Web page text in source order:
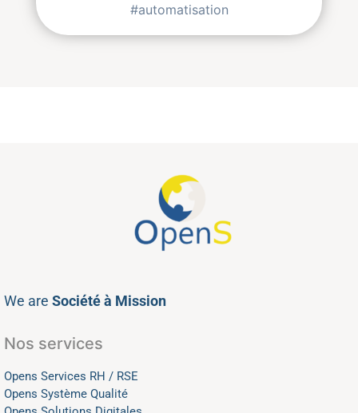
#automatisation
We are Société à Mission
Nos services
Opens Services RH / RSE
Opens Système Qualité